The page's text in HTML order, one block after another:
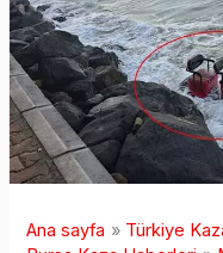
Ana sayfa
Türkiye